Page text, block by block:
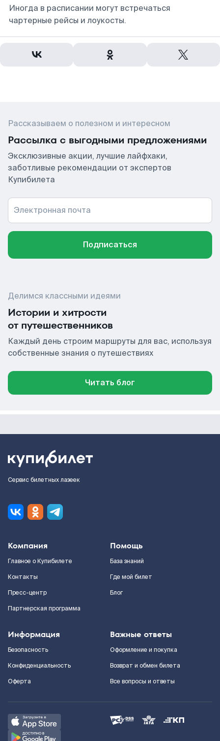
Иногда в расписании могут встречаться
чартерные рейсы и лоукосты.
Рассказываем о полезном и интересном
Рассылка с выгодными предложениями
Эксклюзивные акции, лучшие лайфхаки,
заботливые рекомендации от экспертов
Купибилета
Электронная почта
Подписаться
Делимся классными идеями
Истории и хитрости
от путешественников
Каждый день строим маршруты для вас, используя
собственные знания о путешествиях
Читать блог
Сервис билетных лазеек
Компания
Главное о Купибилете
Контакты
Пресс-центр
Партнерская программа
Помощь
База знаний
Где мой билет
Блог
Информация
Безопасность
Конфиденциальность
Оферта
Важные ответы
Оформление и покупка
Возврат и обмен билета
Все вопросы и ответы